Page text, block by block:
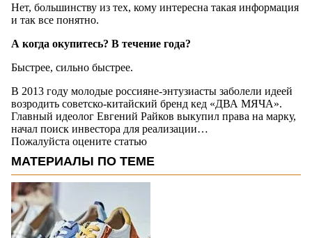
Нет, большинству из тех, кому интересна такая информация
и так все понятно.
А когда окупитесь? В течение года?
Быстрее, сильно быстрее.
В 2013 году молодые россияне-энтузиасты заболели идеей
возродить советско-китайский бренд кед «ДВА МЯЧА».
Главный идеолог Евгений Райков выкупил права на марку,
начал поиск инвестора для реализации…
Пожалуйста оцените статью
МАТЕРИАЛЫ ПО ТЕМЕ